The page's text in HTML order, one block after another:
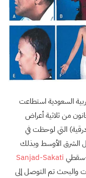
السعودية استطاعت
من ثلاثية أعراض
درقية) التي لوحظت في
الشرق الأوسط وبذلك
سقطي Sanjad-Sakati
والبحث تم التوصل إلى